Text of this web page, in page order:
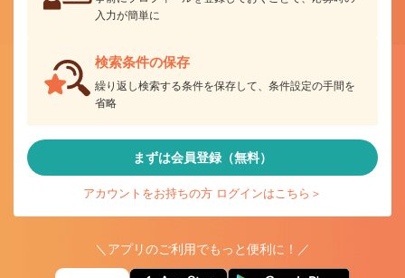
入力が簡単に
検索条件の保存
繰り返し検索する条件を保存して、条件設定の手間を
省略
まずは会員登録（無料）
アカウントをお持ちの方 ログインはこちら＞
＼アプリのご利用でもっと便利に！／